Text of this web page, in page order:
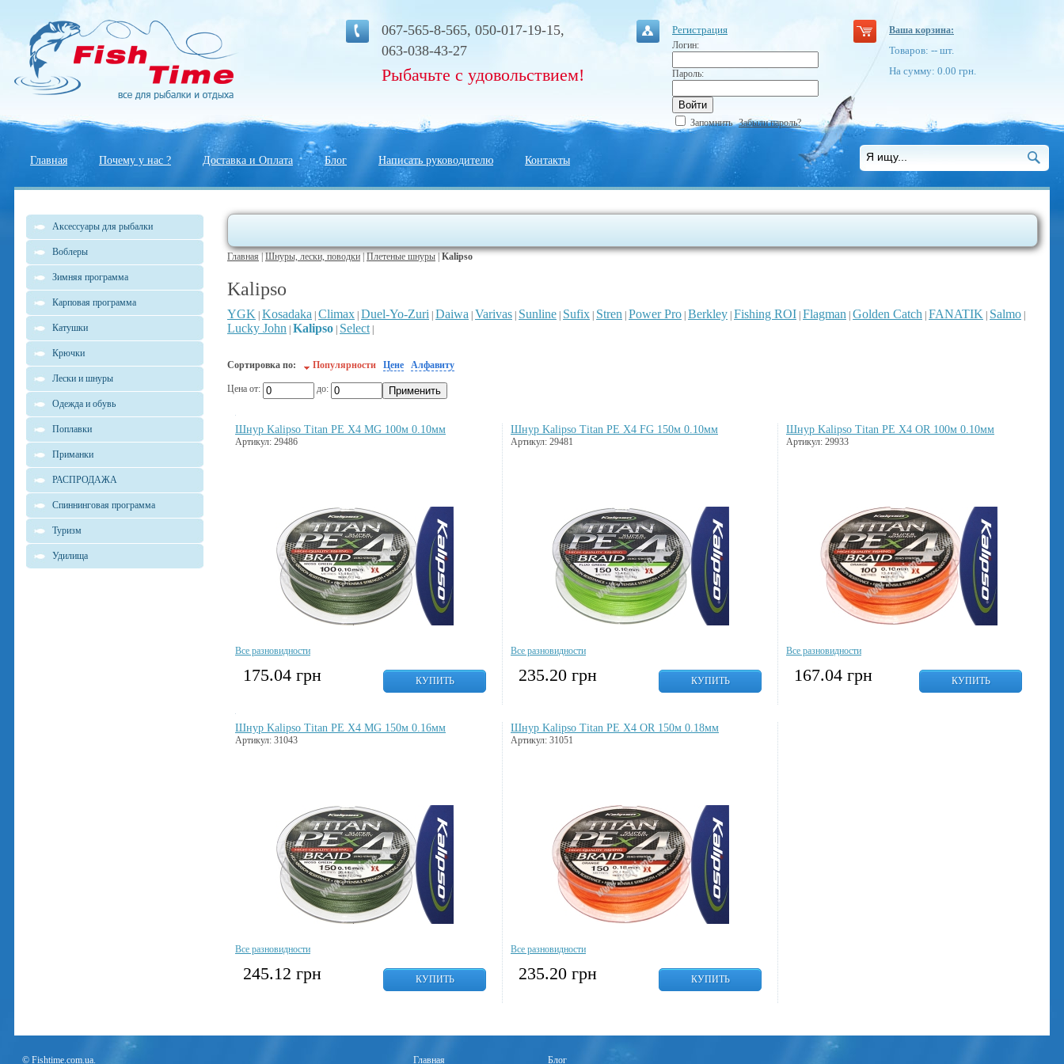
067-565-8-565, 050-017-19-15,
063-038-43-27
Рыбачьте с удовольствием!
Регистрация
Логин:
Пароль:
Запомнить Забыли пароль?
Ваша корзина:
Товаров: -- шт.
На сумму: 0.00 грн.
Главная Почему у нас ? Доставка и Оплата Блог Написать руководителю Контакты
Аксессуары для рыбалки
Воблеры
Зимняя программа
Карповая программа
Катушки
Крючки
Лески и шнуры
Одежда и обувь
Поплавки
Приманки
РАСПРОДАЖА
Спиннинговая программа
Туризм
Удилища
Главная Шнуры, лески, поводки Плетеные шнуры Kalipso
Kalipso
YGK Kosadaka Climax Duel-Yo-Zuri Daiwa Varivas Sunline Sufix Stren Power Pro Berkley Fishing ROI Flagman Golden Catch FANATIK Salmo
Lucky John Kalipso Select|
Сортировка по: Популярности Цене Алфавиту
Цена от: до:
Шнур Kalipso Titan PE X4 MG 100м 0.10мм
Артикул: 29486
Все разновидности
175.04 грн КУПИТЬ
Шнур Kalipso Titan PE X4 FG 150м 0.10мм
Артикул: 29481
Все разновидности
235.20 грн КУПИТЬ
Шнур Kalipso Titan PE X4 OR 100м 0.10мм
Артикул: 29933
Все разновидности
167.04 грн КУПИТЬ
Шнур Kalipso Titan PE X4 MG 150м 0.16мм
Артикул: 31043
Все разновидности
245.12 грн КУПИТЬ
Шнур Kalipso Titan PE X4 OR 150м 0.18мм
Артикул: 31051
Все разновидности
235.20 грн КУПИТЬ
© Fishtime.com.ua. Главная Блог